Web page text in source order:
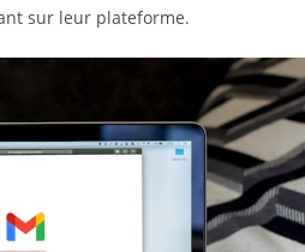
sur leur plateforme.